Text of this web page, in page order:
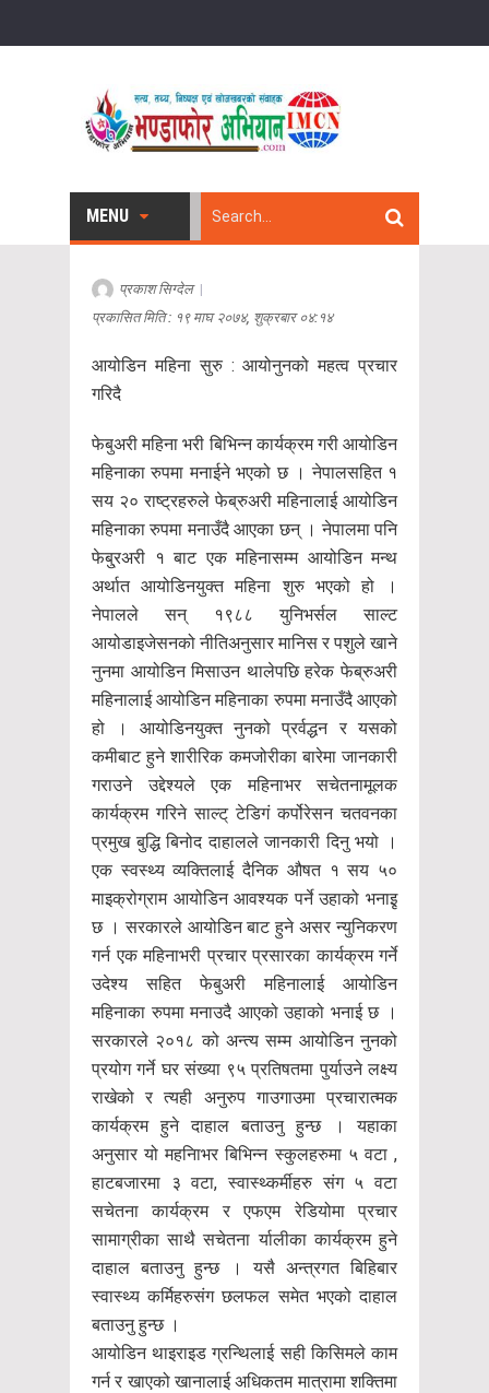
MENU
प्रकाश सिग्देल|
प्रकासित मिति : १९ माघ २०७४, शुक्रबार ०४:१४
आयोडिन महिना सुरु : आयोनुनको महत्व प्रचार
गरिदै
फेबुअरी महिना भरी​ बिभिन्न कार्यक्रम गरी आयोडिन
महिनाका रुपमा मनाईने भएको छ । नेपालसहित १
सय २० राष्ट्रहरुले फेब्रुअरी महिनालाई आयोडिन
महिनाका रुपमा मनाउँदै आएका छन् । नेपालमा पनि
फेबु्रअरी १ बाट एक महिनासम्म आयोडिन मन्थ
अर्थात आयोडिनयुक्त महिना शुरु भएको हो ।
नेपालले सन् १९८८ युनिभर्सल साल्ट
आयोडाइजेसनको नीतिअनुसार मानिस र पशुले खाने
नुनमा आयोडिन मिसाउन थालेपछि हरेक फेब्रुअरी
महिनालाई आयोडिन महिनाका रुपमा मनाउँदै आएको
हो । आयोडिनयुक्त नुनको प्रर्वद्धन र यसको
कमीबाट हुने शारीरिक कमजोरीका बारेमा जानकारी
गराउने उद्देश्यले एक महिनाभर सचेतनामूलक
कार्यक्रम गरिने साल्ट् टेडिगं कर्पोरेसन चतवनका
प्रमुख बुद्धि बिनोद दाहालले जानकारी दिनु भयो ।
एक स्वस्थ्य व्यक्तिलाई दैनिक औषत १ सय ५०
माइक्रोग्राम आयोडिन आवश्यक पर्ने उहाको भनाइृ
छ । सरकारले आयोडिन बाट हुने असर न्युनिकरण
गर्न एक महिनाभरी प्रचार प्रसारका कार्यक्रम गर्ने
उदेश्य सहित फेबुअरी महिनालाई आयोडिन
महिनाका रुपमा मनाउदै आएको उहाको भनाई छ ।
सरकारले २०१८ को अन्त्य सम्म आयोडिन नुनको
प्रयोग गर्ने घर संख्या ९५ प्रतिषतमा पुर्याउने लक्ष्य
राखेको र त्यही अनुरुप गाउगाउमा प्रचारात्मक
कार्यक्रम हुने दाहाल बताउनु हुन्छ । यहाका
अनुसार यो महनिाभर बिभिन्न स्कुलहरुमा ५ वटा ,
हाटबजारमा ३ वटा, स्वास्थ्कर्मीहरु संग ५ वटा
सचेतना कार्यक्रम र एफएम रेडियोमा प्रचार
सामाग्रीका साथै सचेतना र्यालीका कार्यक्रम हुने
दाहाल बताउनु हुन्छ । यसै अन्त्रगत बिहिबार
स्वास्थ्य कर्मिहरुसंग छलफल समेत भएको दाहाल
बताउनु हुन्छ ।
आयोडिन थाइराइड ग्रन्थिलाई सही किसिमले काम
गर्न र खाएको खानालाई अधिकतम मात्रामा शक्तिमा